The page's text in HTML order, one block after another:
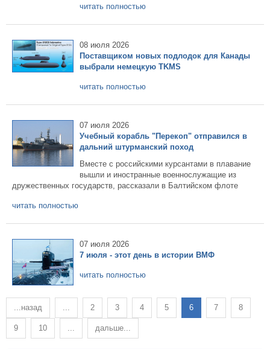
читать полностью
08 июля 2026
Поставщиком новых подлодок для Канады
выбрали немецкую TKMS
читать полностью
07 июля 2026
Учебный корабль "Перекоп" отправился в
дальний штурманский поход
Вместе с российскими курсантами в плавание
вышли и иностранные военнослужащие из
дружественных государств, рассказали в Балтийском флоте
читать полностью
07 июля 2026
7 июля - этот день в истории ВМФ
читать полностью
...назад 2 3 4 5 6 7 8
9 10 дальше...